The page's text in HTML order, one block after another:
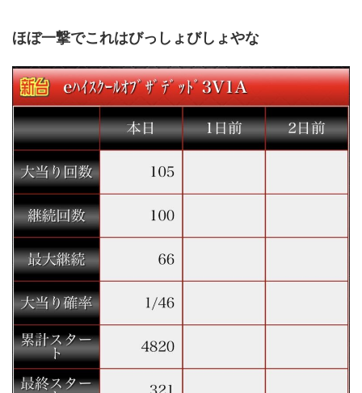
ほぼ一撃でこれはびっしょびしょやな